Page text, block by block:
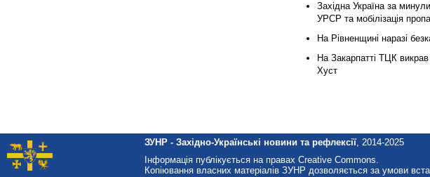
Західна Україна за
УРСР та мобілізація
На Рівненщині наразі
На Закарпатті ТЦК
Хуст
ЗУНР - Західно-Українські новини та рефлексії, 2014-2025
Інформація публікується на правах Creative Commons.
Копіювання власних матеріалів ЗУНР дозволяється за умови